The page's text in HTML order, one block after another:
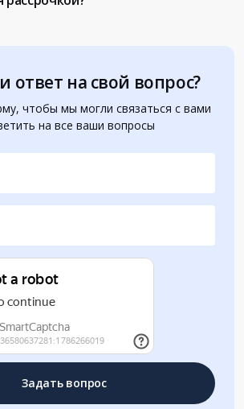
ответ на свой вопрос?
чтобы мы могли связаться с вами
на все ваши вопросы
Задать вопрос